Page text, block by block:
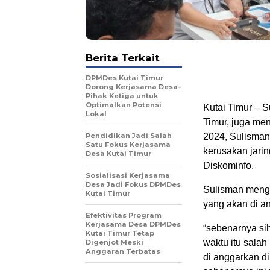
Kutai Timur –
Timur, juga
2024,
kerusakan
Diskominfo.
Sulisman
yang akan di
“sebenarnya
waktu itu salah
di anggarkan
Berita Terkait
DPMDes Kutai Timur
Dorong Kerjasama Desa–
Pihak Ketiga untuk
Optimalkan Potensi
Lokal
Pendidikan Jadi Salah
Satu Fokus Kerjasama
Desa Kutai Timur
Sosialisasi Kerjasama
Desa Jadi Fokus DPMDes
Kutai Timur
Efektivitas Program
Kerjasama Desa DPMDes
Kutai Timur Tetap
Digenjot Meski
Anggaran Terbatas